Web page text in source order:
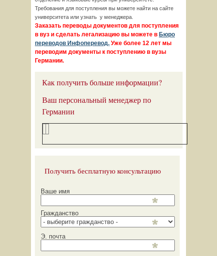
Требования для поступления вы можете найти на сайте
университета или узнать у менеджера.
Заказать переводы документов для поступления
в вуз и сделать легализацию вы можете в Бюро
переводов Инфоперевод. Уже более 12 лет мы
переводим документы к поступлению в вузы
Германии.
Как получить больше информации?
Ваш персональный менеджер по
Германии
Получить бесплатную консультацию
Ваше имя
Гражданство
Э. почта